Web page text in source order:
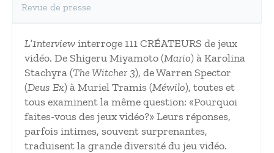
Revue de presse
L’1nterview interroge 111 CRÉATEURS de jeux
vidéo. De Shigeru Miyamoto (Mario) à Karolina
Stachyra (The Witcher 3), de Warren Spector
(Deus Ex) à Muriel Tramis (Méwilo), toutes et
tous examinent la même question: «Pourquoi
faites-vous des jeux vidéo?» Leurs réponses,
parfois intimes, souvent surprenantes,
traduisent la grande diversité du jeu vidéo.